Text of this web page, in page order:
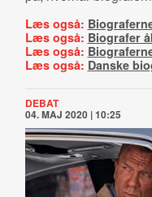
Læs også:
Læs også: Biografer
Læs også:
Læs også: Danske
DEBAT
04. MAJ 2020 | 10:25